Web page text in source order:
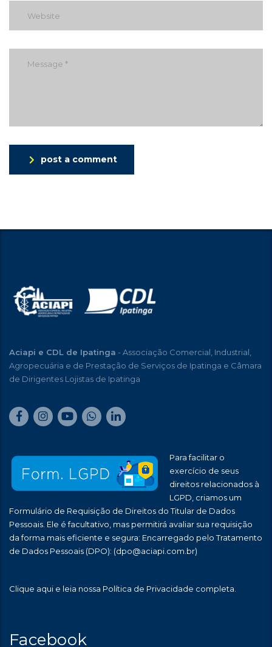
post a comment
Aciapi e CDL de Ipatinga - Associação Comercial, Industrial,
Agropecuária e de Prestação de Serviços de Ipatinga e Câmara
de Dirigentes Lojistas de Ipatinga
Para facilitar o
exercício de seus
direitos relacionados à
LGPD, criamos um
Formulário de Requisição de Direitos do Titular de Dados
Pessoais. Ele é facultativo, mas permitirá avaliar sua requisição
da forma mais eficiente e segura: Encarregado pelo Tratamento
de Dados Pessoais (DPO): (dpo@aciapi.com.br)
Clique aqui e leia nossa Política de Privacidade completa.
Facebook